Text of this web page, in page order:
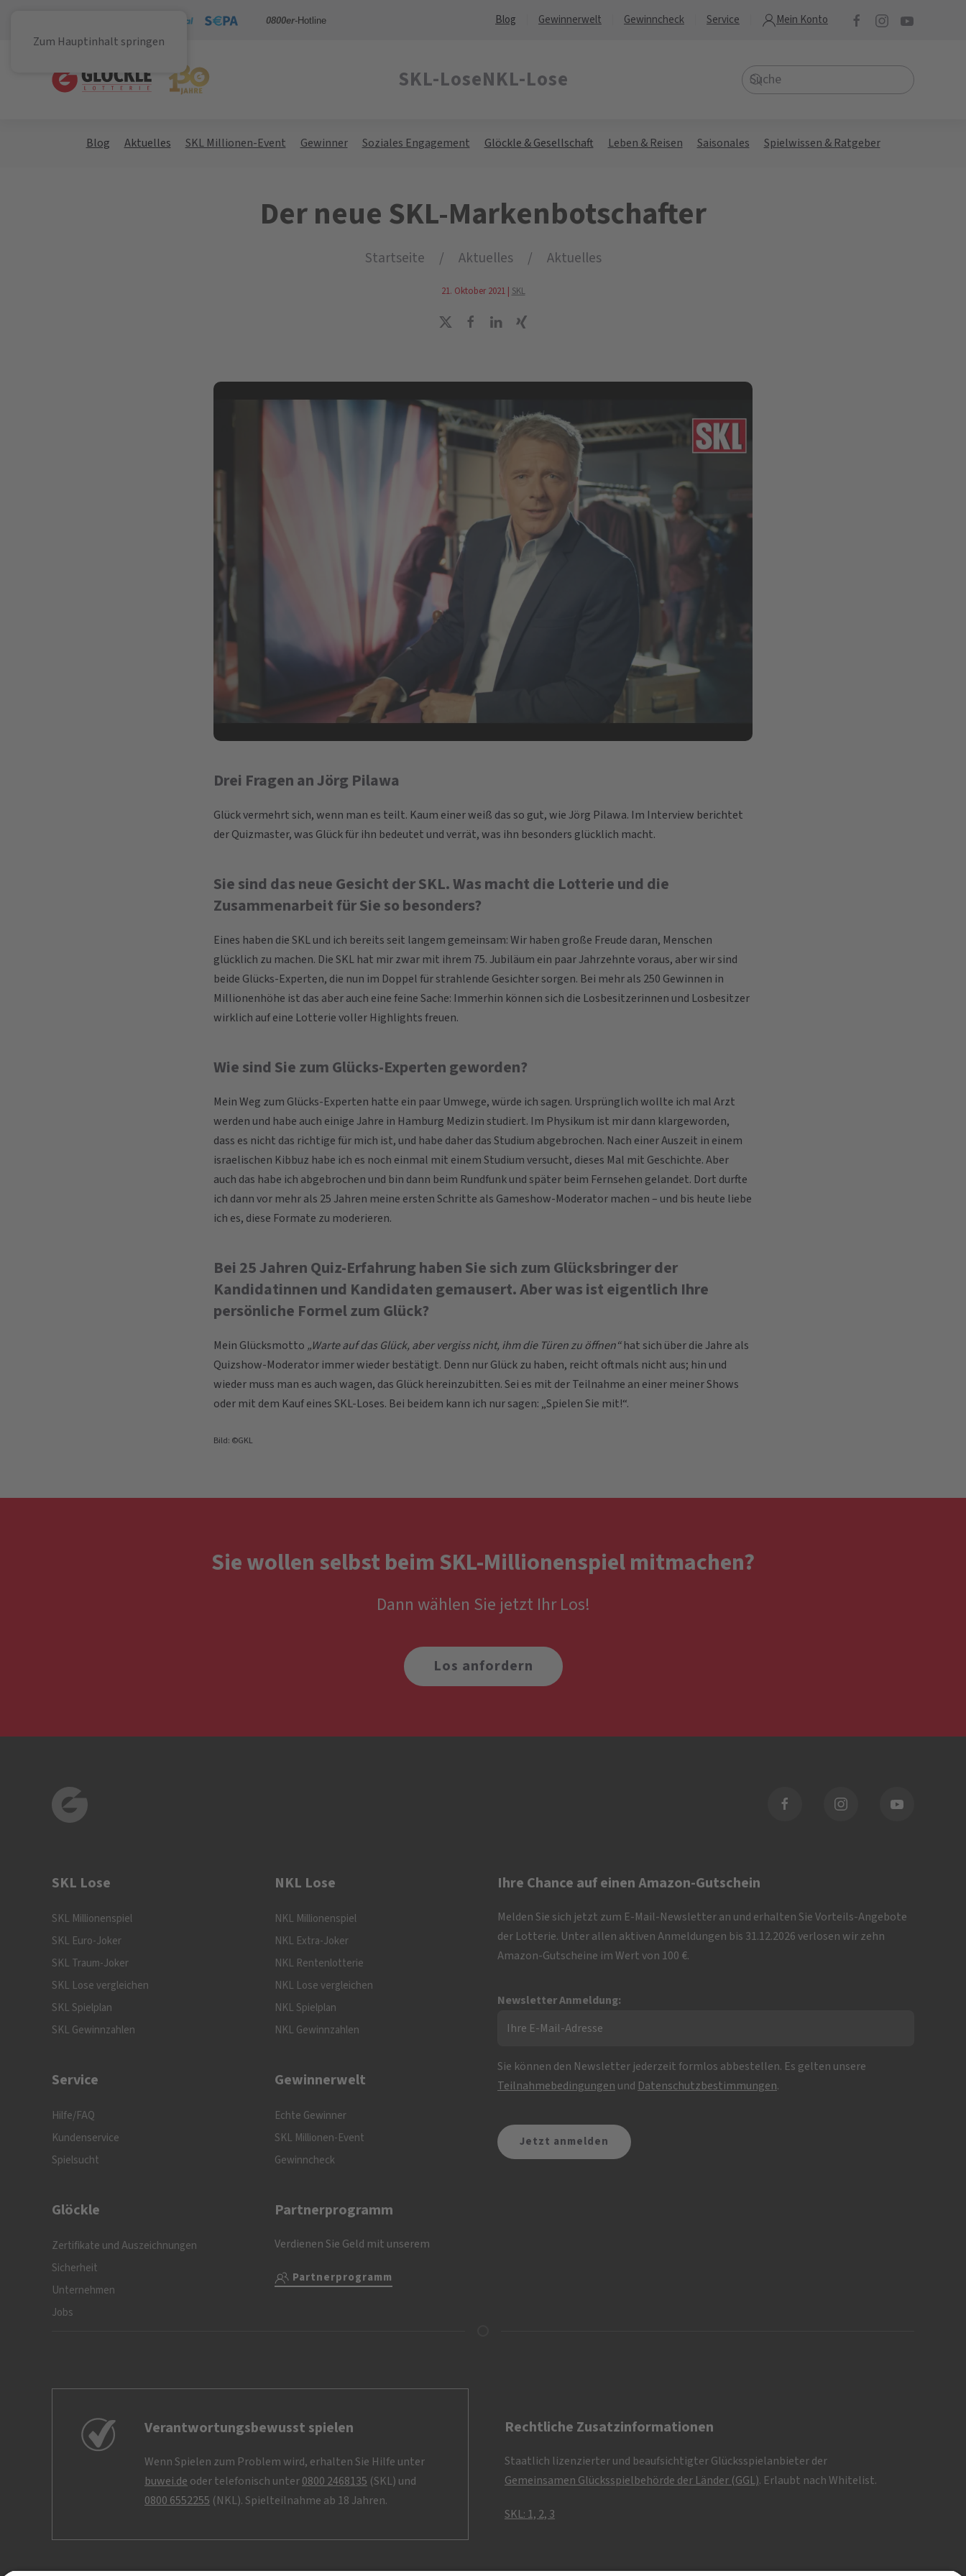
Zum Hauptinhalt springen
0800er-Hotline Blog Gewinnerwelt Gewinncheck Service Mein Konto
SKL-LoseNKL-Lose
Blog Aktuelles SKL Millionen-Event Gewinner Soziales Engagement Glöckle & Gesellschaft Leben & Reisen Saisonales Spielwissen & Ratgeber
Der neue SKL-Markenbotschafter
Startseite Aktuelles Aktuelles
21. Oktober 2021| SKL
Drei Fragen an Jörg Pilawa
Glück vermehrt sich, wenn man es teilt. Kaum einer weiß das so gut, wie Jörg Pilawa. Im Interview berichtet
der Quizmaster, was Glück für ihn bedeutet und verrät, was ihn besonders glücklich macht.
Sie sind das neue Gesicht der SKL. Was macht die Lotterie und die
Zusammenarbeit für Sie so besonders?
Eines haben die SKL und ich bereits seit langem gemeinsam: Wir haben große Freude daran, Menschen
glücklich zu machen. Die SKL hat mir zwar mit ihrem 75. Jubiläum ein paar Jahrzehnte voraus, aber wir sind
beide Glücks-Experten, die nun im Doppel für strahlende Gesichter sorgen. Bei mehr als 250 Gewinnen in
Millionenhöhe ist das aber auch eine feine Sache: Immerhin können sich die Losbesitzerinnen und Losbesitzer
wirklich auf eine Lotterie voller Highlights freuen.
Wie sind Sie zum Glücks-Experten geworden?
Mein Weg zum Glücks-Experten hatte ein paar Umwege, würde ich sagen. Ursprünglich wollte ich mal Arzt
werden und habe auch einige Jahre in Hamburg Medizin studiert. Im Physikum ist mir dann klargeworden,
dass es nicht das richtige für mich ist, und habe daher das Studium abgebrochen. Nach einer Auszeit in einem
israelischen Kibbuz habe ich es noch einmal mit einem Studium versucht, dieses Mal mit Geschichte. Aber
auch das habe ich abgebrochen und bin dann beim Rundfunk und später beim Fernsehen gelandet. Dort durfte
ich dann vor mehr als 25 Jahren meine ersten Schritte als Gameshow-Moderator machen – und bis heute liebe
ich es, diese Formate zu moderieren.
Bei 25 Jahren Quiz-Erfahrung haben Sie sich zum Glücksbringer der
Kandidatinnen und Kandidaten gemausert. Aber was ist eigentlich Ihre
persönliche Formel zum Glück?
Mein Glücksmotto „Warte auf das Glück, aber vergiss nicht, ihm die Türen zu öffnen“hat sich über die Jahre als
Quizshow-Moderator immer wieder bestätigt. Denn nur Glück zu haben, reicht oftmals nicht aus; hin und
wieder muss man es auch wagen, das Glück hereinzubitten. Sei es mit der Teilnahme an einer meiner Shows
oder mit dem Kauf eines SKL-Loses. Bei beidem kann ich nur sagen: „Spielen Sie mit!“.
Bild: ©GKL
Sie wollen selbst beim SKL-Millionenspiel mitmachen?
Dann wählen Sie jetzt Ihr Los!
Los anfordern
SKL Lose
SKL Millionenspiel
SKL Euro-Joker
SKL Traum-Joker
SKL Lose vergleichen
SKL Spielplan
SKL Gewinnzahlen
Service
Hilfe/FAQ
Kundenservice
Spielsucht
Glöckle
Zertifikate und Auszeichnungen
Sicherheit
Unternehmen
Jobs
NKL Lose
NKL Millionenspiel
NKL Extra-Joker
NKL Rentenlotterie
NKL Lose vergleichen
NKL Spielplan
NKL Gewinnzahlen
Gewinnerwelt
Echte Gewinner
SKL Millionen-Event
Gewinncheck
Partnerprogramm
Verdienen Sie Geld mit unserem
Partnerprogramm
Ihre Chance auf einen Amazon-Gutschein
Melden Sie sich jetzt zum E-Mail-Newsletter an und erhalten Sie Vorteils-Angebote
der Lotterie. Unter allen aktiven Anmeldungen bis 31.12.2026 verlosen wir zehn
Amazon-Gutscheine im Wert von 100 €.
Newsletter Anmeldung:
Sie können den Newsletter jederzeit formlos abbestellen. Es gelten unsere
Teilnahmebedingungen und Datenschutzbestimmungen.
Verantwortungsbewusst spielen
Wenn Spielen zum Problem wird, erhalten Sie Hilfe unter
buwei.de oder telefonisch unter0800 2468135 (SKL) und
0800 6552255 (NKL). Spielteilnahme ab 18 Jahren.
Rechtliche Zusatzinformationen
Staatlich lizenzierter und beaufsichtigter Glücksspielanbieter der
Gemeinsamen Glücksspielbehörde der Länder (GGL). Erlaubt nach Whitelist.
SKL: 1, 2, 3